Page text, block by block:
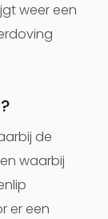
weer een
de
waarbij
er een